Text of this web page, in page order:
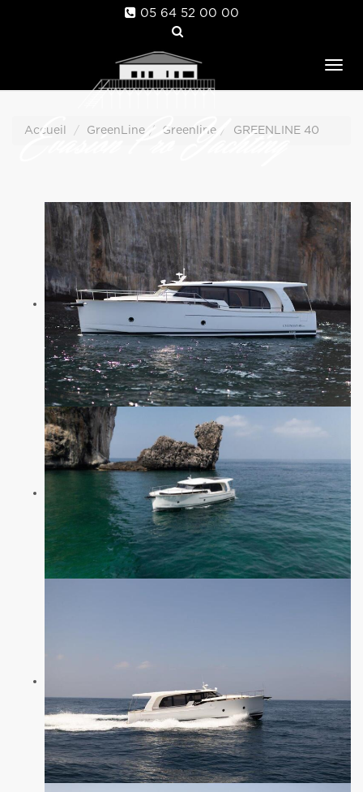
05 64 52 00 00
Accueil GreenLine Greenline GREENLINE 40